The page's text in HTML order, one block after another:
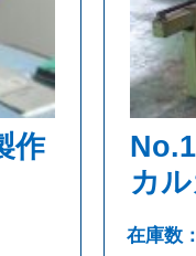
作
カ
在庫数